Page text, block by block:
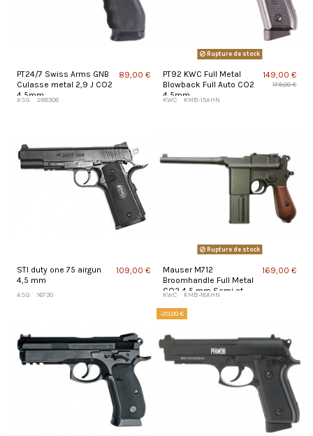
PT24/7 Swiss Arms GNB
Culasse metal 2,9 J CO2
4,5mm
ASG 288308
89,00 €
Rupture de stock
PT92 KWC Full Metal
Blowback Full Auto CO2
4,5mm
KWC KMB-15AHN
149,00 €
179,00 €
STI duty one 75 airgun
4,5 mm
ASG 16730
109,00 €
Rupture de stock
Mauser M712
Broomhandle Full Metal
CO2 4,5 mm Semi et
KWC KMB-18AHN
169,00 €
-20,00 €